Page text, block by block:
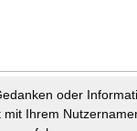
oder
Ihrem